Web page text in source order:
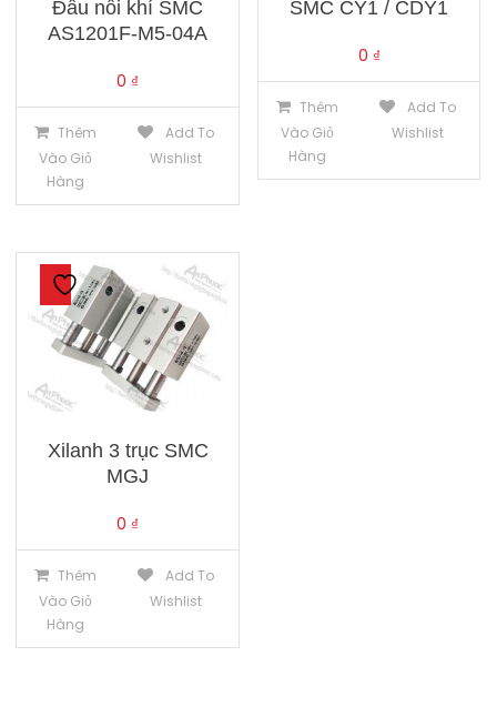
Đầu nối khí SMC
AS1201F-M5-04A
0 ₫
Thêm
Vào Giỏ
Hàng
Add To
Wishlist
SMC CY1 / CDY1
0 ₫
Thêm
Vào Giỏ
Hàng
Add To
Wishlist
Xilanh 3 trục SMC
MGJ
0 ₫
Thêm
Vào Giỏ
Hàng
Add To
Wishlist